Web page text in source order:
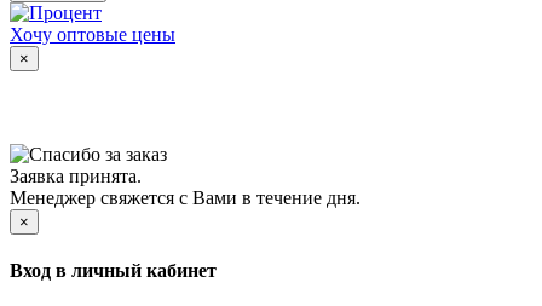
Хочу оптовые цены
×
Заявка принята.
Менеджер свяжется с Вами в течение дня.
×
Вход в личный кабинет